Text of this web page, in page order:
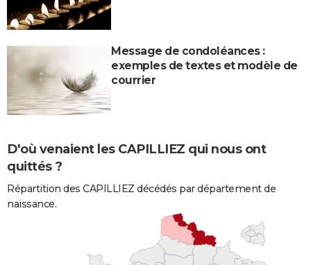
Message de condoléances :
exemples de textes et modèle de
courrier
D'où venaient les CAPILLIEZ qui nous ont
quittés ?
Répartition des CAPILLIEZ décédés par département de
naissance.